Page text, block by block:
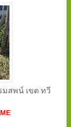
มสพน์ เขต ทวี